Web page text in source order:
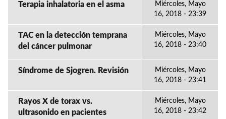
Terapia inhalatoria en el asma
Miércoles, Mayo
16, 2018 - 23:39
TAC en la detección temprana
del cáncer pulmonar
Miércoles, Mayo
16, 2018 - 23:40
Síndrome de Sjogren. Revisión
Miércoles, Mayo
16, 2018 - 23:41
Rayos X de torax vs.
ultrasonido en pacientes
Miércoles, Mayo
16, 2018 - 23:42